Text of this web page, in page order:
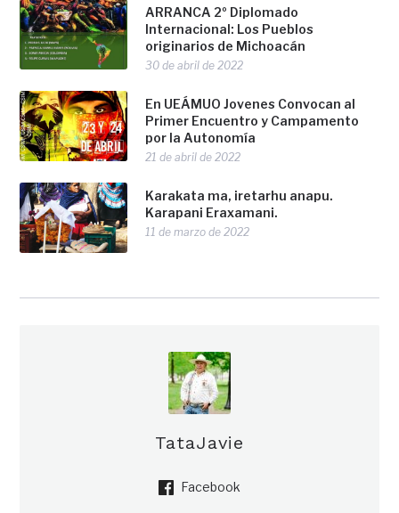
ARRANCA 2º Diplomado
Internacional: Los Pueblos
originarios de Michoacán
30 de abril de 2022
En UEÁMUO Jovenes Convocan al
Primer Encuentro y Campamento
por la Autonomía
21 de abril de 2022
Karakata ma, iretarhu anapu.
Karapani Eraxamani.
11 de marzo de 2022
TataJavie
Facebook